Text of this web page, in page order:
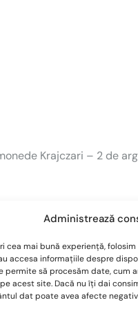
Administrează
cea mai bună experiență,
accesa informațiile despre
permite să procesăm date, cum
acest site. Dacă nu îți dai
dat poate avea afecte
Krajczari – 2 de
național
Vaslui, 14 -16
Prospectorii Istoriei
de către și din
din…